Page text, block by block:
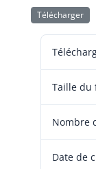
Télécharger
Taille du
Nombre
Date de